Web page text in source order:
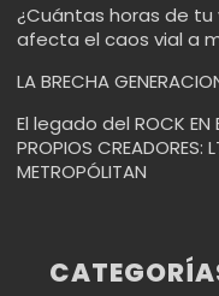
¿Cuántas horas de
afecta el caos vial a
LA BRECHA
El legado del ROCK EN
PROPIOS
METROPÓLITAN